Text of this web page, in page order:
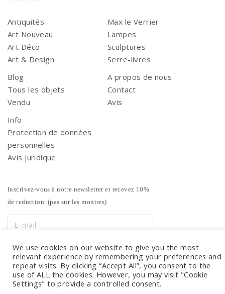
Antiquités
Art Nouveau
Art Déco
Art & Design
Max le Verrier
Lampes
Sculptures
Serre-livres
Blog
Tous les objets
Vendu
A propos de nous
Contact
Avis
Info
Protection de données
personnelles
Avis juridique
Inscrivez-vous à notre newsletter et recevez 10%
de reduction. (pas sur les montres)
We use cookies on our website to give you the most
relevant experience by remembering your preferences and
repeat visits. By clicking “Accept All”, you consent to the
use of ALL the cookies. However, you may visit "Cookie
Settings" to provide a controlled consent.